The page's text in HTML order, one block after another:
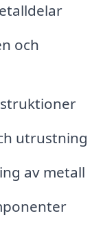
och
utrustning
av metall